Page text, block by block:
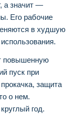
а значит —
Его рабочие
в худшую
повышенную
пуск при
защита
о нем.
год.